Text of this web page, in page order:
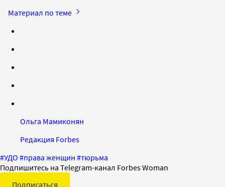
Материал по теме
Ольга Мамиконян
Редакция Forbes
#УДО #права женщин #тюрьма
Подпишитесь на Telegram-канал Forbes Woman
Подписаться